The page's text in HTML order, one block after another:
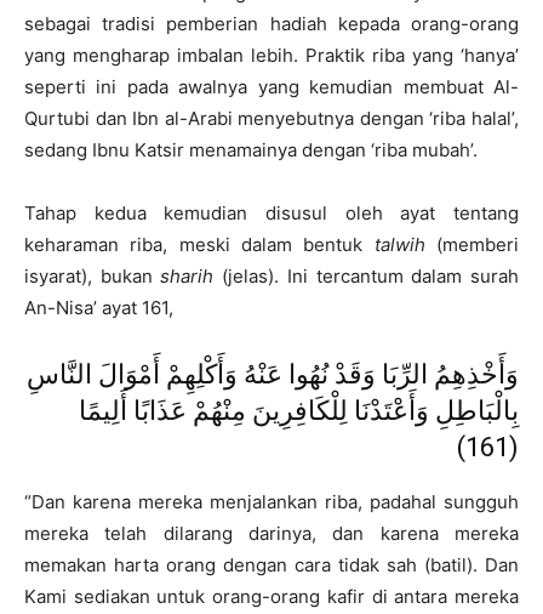
sebagai tradisi pemberian hadiah kepada orang-orang
yang mengharap imbalan lebih. Praktik riba yang ‘hanya’
seperti ini pada awalnya yang kemudian membuat Al-
Qurtubi dan Ibn al-Arabi menyebutnya dengan ‘riba halal’,
sedang Ibnu Katsir menamainya dengan ‘riba mubah’.
Tahap kedua kemudian disusul oleh ayat tentang
keharaman riba, meski dalam bentuk talwih (memberi
isyarat), bukansharih (jelas). Ini tercantum dalam surah
An-Nisa’ ayat 161,
وَأَخْذِهِمُ الرِّبَا وَقَدْ نُهُوا عَنْهُ وَأَكْلِهِمْ أَمْوَالَ النَّاسِ
بِالْبَاطِلِ وَأَعْتَدْنَا لِلْكَافِرِينَ مِنْهُمْ عَذَابًا أَلِيمًا
(161)
“Dan karena mereka menjalankan riba, padahal sungguh
mereka telah dilarang darinya, dan karena mereka
memakan harta orang dengan cara tidak sah (batil). Dan
Kami sediakan untuk orang-orang kafir di antara mereka